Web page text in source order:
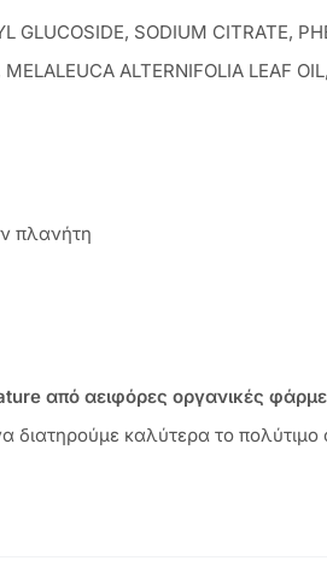
GLUCOSIDE, SODIUM CITRATE,
ALTERNIFOLIA LEAF
πλανήτη
από αειφόρες οργανικές
καλύτερα το πολύτιμο